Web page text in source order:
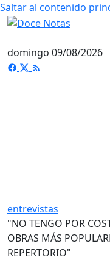
Saltar al contenido
domingo 09/08/2026
entrevistas
"NO TENGO POR
OBRAS MÁS
REPERTORIO"